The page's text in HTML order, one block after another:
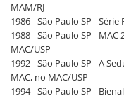
MAM/RJ
1986 - São Paulo SP -
1988 - São Paulo SP -
MAC/USP
1992 - São Paulo SP - A
MAC, no MAC/USP
1994 - São Paulo SP -